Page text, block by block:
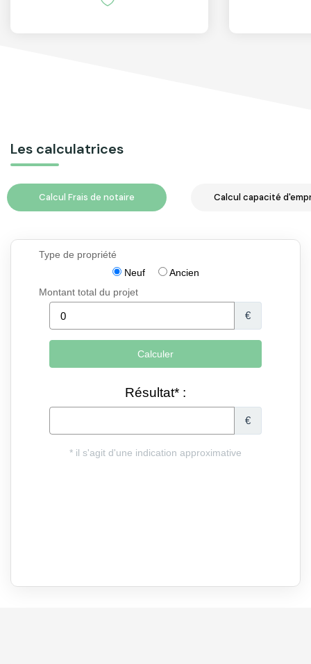
Les calculatrices
Calcul Frais de notaire Calcul capacité